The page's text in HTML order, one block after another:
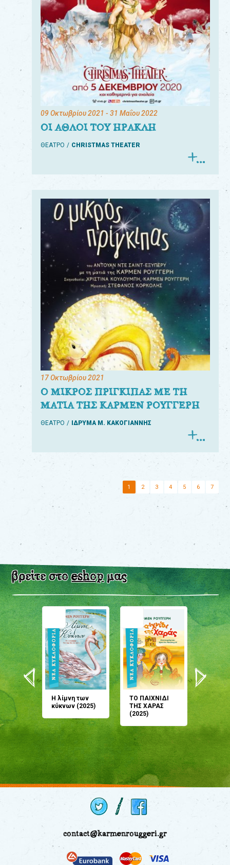
09 Οκτωβρίου 2021 - 31 Μαΐου 2022
ΟΙ ΑΘΛΟΙ ΤΟΥ ΗΡΑΚΛΗ
ΘΕΑΤΡΟ CHRISTMAS THEATER
17 Οκτωβρίου 2021
Ο ΜΙΚΡΟΣ ΠΡΙΓΚΙΠΑΣ ΜΕ ΤΗ
ΜΑΤΙΑ ΤΗΣ ΚΑΡΜΕΝ ΡΟΥΓΓΕΡΗ
ΘΕΑΤΡΟ ΙΔΡΥΜΑ Μ. ΚΑΚΟΓΙΑΝΝΗΣ
1 2 3 4 5 6 7
βρείτε στοeshopμας
Η λίμνη των
κύκνων (2025)
ΤΟ ΠΑΙΧΝΙΔΙ
ΤΗΣ ΧΑΡΑΣ
(2025)
μου;
(2024)
contact@karmenrouggeri.gr